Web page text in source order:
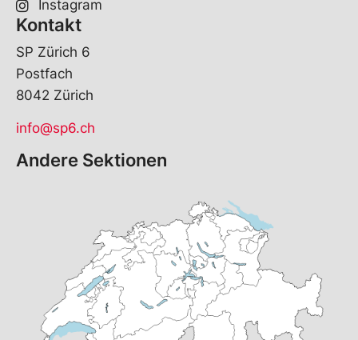
Instagram
Kontakt
SP Zürich 6
Postfach
8042 Zürich
info@sp6.ch
Andere Sektionen